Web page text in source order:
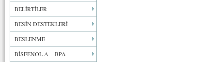
BELİRTİLER
BESİN DESTEKLERİ
BESLENME
BİSFENOL A = BPA